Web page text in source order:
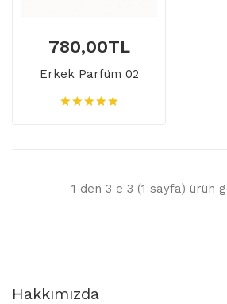
780,00TL
Erkek Parfüm 02
1 den 3 e 3 (1 sayfa) ürün
Hakkımızda